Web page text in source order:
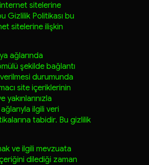
sitelerine
Gizlilik Politikası bu
sitelerine ilişkin
ağlarında
şekilde bağlantı
durumunda
site içeriklerinin
ilgili veri
tabidir. Bu gizlilik
ve ilgili mevzuata
dilediği zaman